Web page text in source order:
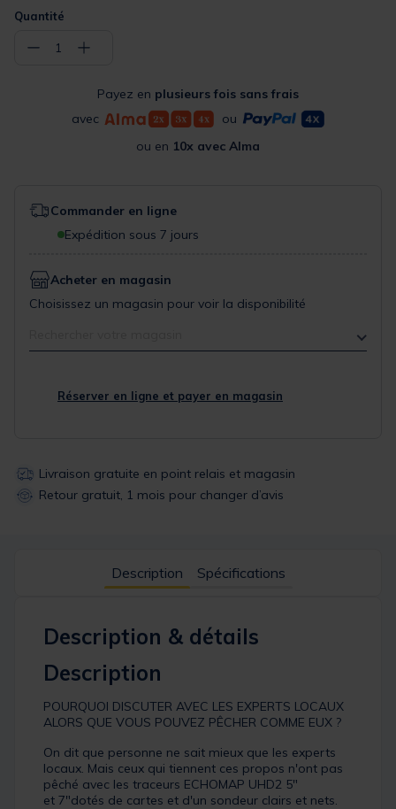
Quantité
− 1 +
Payez en plusieurs fois sans frais
avec
ou
ou en 10x avec Alma
Commander en ligne
Expédition sous 7 jours
Acheter en magasin
Choisissez un magasin pour voir la disponibilité
Réserver en ligne et payer en magasin
Livraison gratuite en point relais et magasin
Retour gratuit, 1 mois pour changer d’avis
Description Spécifications
Description & détails
Description
POURQUOI DISCUTER AVEC LES EXPERTS LOCAUX
ALORS QUE VOUS POUVEZ PÊCHER COMME EUX ?
On dit que personne ne sait mieux que les experts
locaux. Mais ceux qui tiennent ces propos n'ont pas
pêché avec les traceurs ECHOMAP UHD2 5″
et 7″dotés de cartes et d'un sondeur clairs et nets.